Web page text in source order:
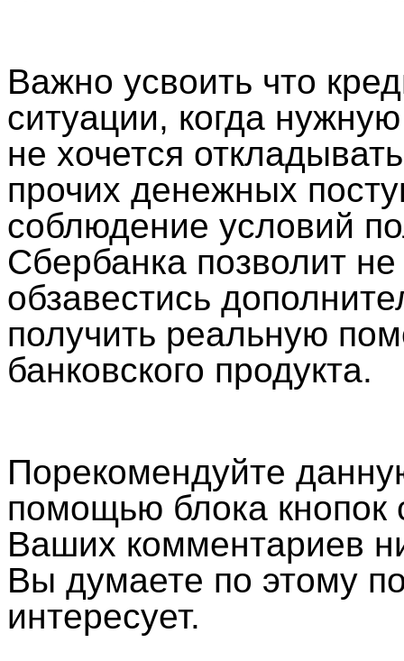
Важно усвоить что
ситуации, когда
не хочется
прочих денежных
соблюдение условий
Сбербанка позволит
обзавестись
получить реальную
банковского продукта.
Порекомендуйте
помощью блока кнопок
Ваших комментариев
Вы думаете по этому
интересует.